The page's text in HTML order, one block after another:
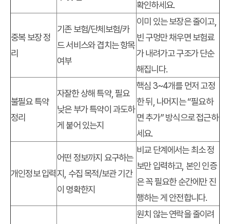
확인하세요.
중복 보장 정
리
기존 보험/단체보험/카
드 서비스와 겹치는 항목
여부
이미 있는 보장은 줄이고,
빈 구멍만 채우면 보험료
가 내려가고 구조가 단순
해집니다.
불필요 특약
정리
자잘한 상해 특약, 필요
낮은 부가 특약이 과도하
게 붙어 있는지
핵심 3~4개를 먼저 고정
한 뒤, 나머지는 “필요하
면 추가” 방식으로 접근하
세요.
개인정보 입력
어떤 정보까지 요구하는
지, 수집 목적/보관 기간
이 명확한지
비교 단계에서는 최소 정
보만 입력하고, 본인 인증
은 꼭 필요한 순간에만 진
행하는 게 안전합니다.
원치 않는 연락을 줄이려